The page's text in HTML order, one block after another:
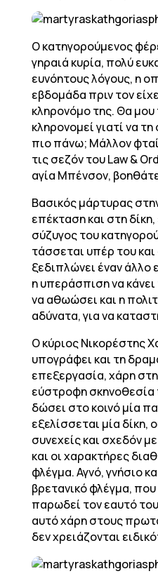
Ο κατηγορούμενος
γηραιά κυρία, πολύ
ευνόητους λόγους, η
εβδομάδα πριν τον
κληρονόμο της. Θα μου
κληρονομεί γιατί να
πιο πάνω; Μάλλον
τις σεζόν του Law &
αγία Μπένσον,
Βασικός μάρτυρας
επέκταση και στη δίκη,
σύζυγος του
τάσσεται υπέρ του
ξεδιπλώνει έναν άλλο
η υπεράσπιση να
να αθωώσει και η
αδύνατα, για να
Ο κύριος Νικορέστης
υπογράφει και τη
επεξεργασία, χάρη
εύστροφη σκηνοθεσία
δώσει στο κοινό μία
εξελίσσεται μία δίκη,
συνεχείς και σχεδόν
και οι χαρακτήρες
φλέγμα. Αγνό, γνήσιο
βρετανικό φλέγμα, που
παρωδεί τον εαυτό
αυτό χάρη στους
δεν χρειάζονται